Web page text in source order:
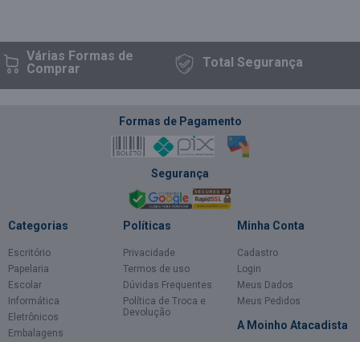
Várias Formasde
Comprar
TotalSegurança
Formas de Pagamento
Segurança
Categorias
Escritório
Papelaria
Escolar
Informática
Eletrônicos
Embalagens
Políticas
Privacidade
Termos de uso
Dúvidas Frequentes
Política de Troca e
Devolução
Minha Conta
Cadastro
Login
Meus Dados
Meus Pedidos
A Moinho Atacadista